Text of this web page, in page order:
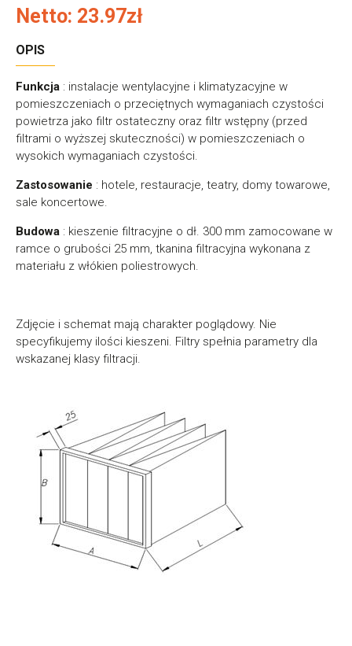
Netto: 23.97zł
OPIS
Funkcja : instalacje wentylacyjne i klimatyzacyjne w
pomieszczeniach o przeciętnych wymaganiach czystości
powietrza jako filtr ostateczny oraz filtr wstępny (przed
filtrami o wyższej skuteczności) w pomieszczeniach o
wysokich wymaganiach czystości.
Zastosowanie : hotele, restauracje, teatry, domy towarowe,
sale koncertowe.
Budowa : kieszenie filtracyjne o dł. 300 mm zamocowane w
ramce o grubości 25 mm, tkanina filtracyjna wykonana z
materiału z włókien poliestrowych.
Zdjęcie i schemat mają charakter poglądowy. Nie
specyfikujemy ilości kieszeni. Filtry spełnia parametry dla
wskazanej klasy filtracji.